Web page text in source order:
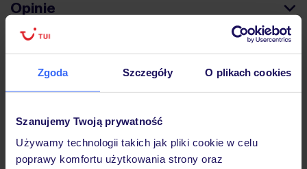
Zgoda Szczegóły O plikach cookies
Szanujemy Twoją prywatność
Używamy technologii takich jak pliki cookie w celu
poprawy komfortu użytkowania strony oraz
Opinie
Pokoje
Atrakcje